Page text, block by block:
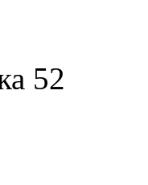
52